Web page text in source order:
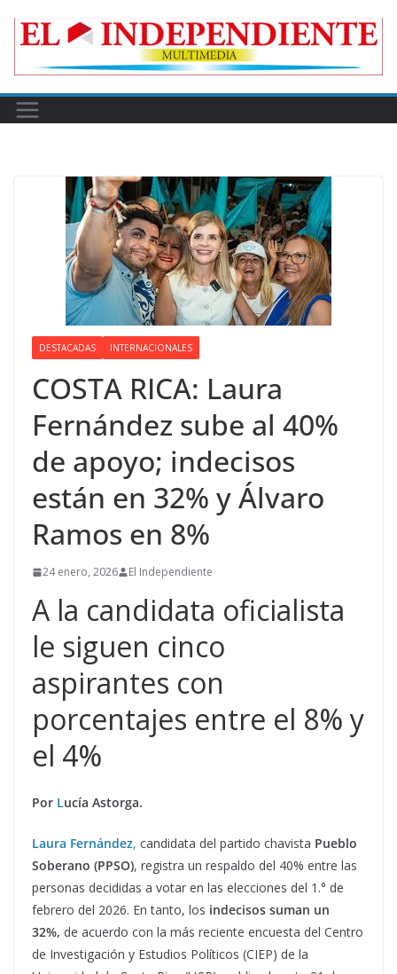
DESTACADAS INTERNACIONALES
COSTA RICA: Laura
Fernández sube al 40%
de apoyo; indecisos
están en 32% y Álvaro
Ramos en 8%
24 enero, 2026 El Independiente
A la candidata oficialista
le siguen cinco
aspirantes con
porcentajes entre el 8% y
el 4%
Por Lucía Astorga.
Laura Fernández, candidata del partido chavista Pueblo
Soberano (PPSO), registra un respaldo del 40% entre las
personas decididas a votar en las elecciones del 1.° de
febrero del 2026. En tanto, los indecisos suman un
32%, de acuerdo con la más reciente encuesta del Centro
de Investigación y Estudios Políticos (CIEP) de la